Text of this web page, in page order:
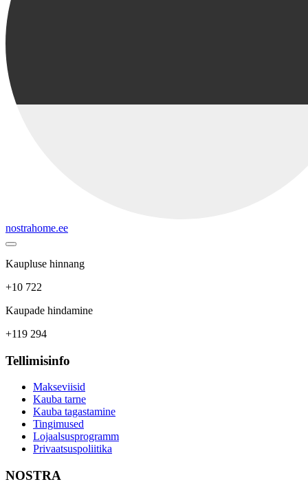
nostrahome.ee
Kaupluse hinnang
+10 722
Kaupade hindamine
+119 294
Tellimisinfo
Makseviisid
Kauba tarne
Kauba tagastamine
Tingimused
Lojaalsusprogramm
Privaatsuspoliitika
NOSTRA